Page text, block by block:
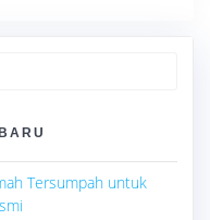
Tersumpah untuk